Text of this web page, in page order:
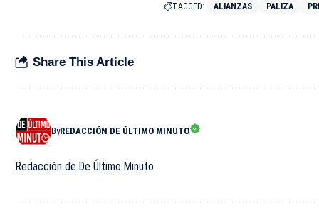
TAGGED: ALIANZAS PALIZA
Share This Article
ByREDACCIÓN DE ÚLTIMO MINUTO
Redacción de De Último Minuto